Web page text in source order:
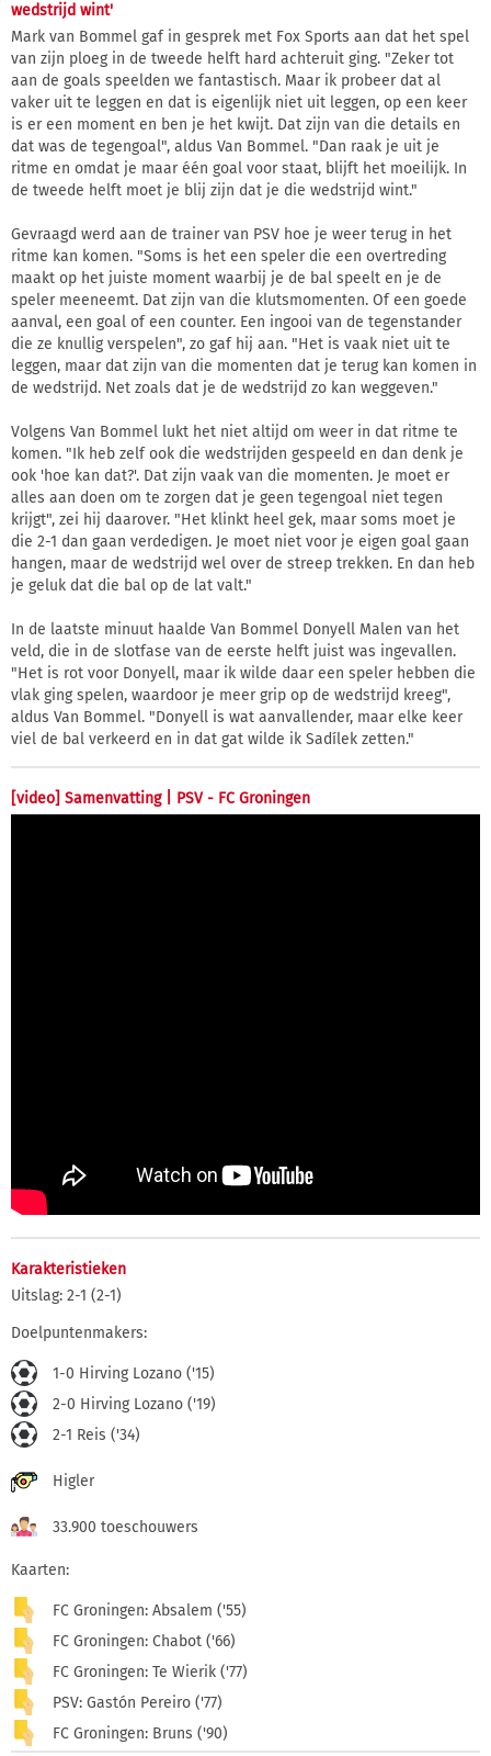
wedstrijd wint'
Mark van Bommel gaf in gesprek met Fox Sports aan dat het spel
van zijn ploeg in de tweede helft hard achteruit ging. "Zeker tot
aan de goals speelden we fantastisch. Maar ik probeer dat al
vaker uit te leggen en dat is eigenlijk niet uit leggen, op een keer
is er een moment en ben je het kwijt. Dat zijn van die details en
dat was de tegengoal", aldus Van Bommel. "Dan raak je uit je
ritme en omdat je maar één goal voor staat, blijft het moeilijk. In
de tweede helft moet je blij zijn dat je die wedstrijd wint."
Gevraagd werd aan de trainer van PSV hoe je weer terug in het
ritme kan komen. "Soms is het een speler die een overtreding
maakt op het juiste moment waarbij je de bal speelt en je de
speler meeneemt. Dat zijn van die klutsmomenten. Of een goede
aanval, een goal of een counter. Een ingooi van de tegenstander
die ze knullig verspelen", zo gaf hij aan. "Het is vaak niet uit te
leggen, maar dat zijn van die momenten dat je terug kan komen in
de wedstrijd. Net zoals dat je de wedstrijd zo kan weggeven."
Volgens Van Bommel lukt het niet altijd om weer in dat ritme te
komen. "Ik heb zelf ook die wedstrijden gespeeld en dan denk je
ook 'hoe kan dat?'. Dat zijn vaak van die momenten. Je moet er
alles aan doen om te zorgen dat je geen tegengoal niet tegen
krijgt", zei hij daarover. "Het klinkt heel gek, maar soms moet je
die 2-1 dan gaan verdedigen. Je moet niet voor je eigen goal gaan
hangen, maar de wedstrijd wel over de streep trekken. En dan heb
je geluk dat die bal op de lat valt."
In de laatste minuut haalde Van Bommel Donyell Malen van het
veld, die in de slotfase van de eerste helft juist was ingevallen.
"Het is rot voor Donyell, maar ik wilde daar een speler hebben die
vlak ging spelen, waardoor je meer grip op de wedstrijd kreeg",
aldus Van Bommel. "Donyell is wat aanvallender, maar elke keer
viel de bal verkeerd en in dat gat wilde ik Sadílek zetten."
[video] Samenvatting | PSV - FC Groningen
Karakteristieken
Uitslag: 2-1 (2-1)
Doelpuntenmakers:
1-0 Hirving Lozano ('15)
2-0 Hirving Lozano ('19)
2-1 Reis ('34)
Higler
33.900 toeschouwers
Kaarten:
FC Groningen: Absalem ('55)
FC Groningen: Chabot ('66)
FC Groningen: Te Wierik ('77)
PSV: Gastón Pereiro ('77)
FC Groningen: Bruns ('90)